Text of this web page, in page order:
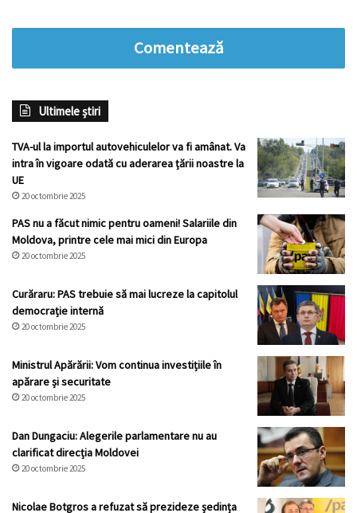
Comentează
Ultimele știri
TVA-ul la importul autovehiculelor va fi amânat. Va
intra în vigoare odată cu aderarea țării noastre la
UE
20 octombrie 2025
PAS nu a făcut nimic pentru oameni! Salariile din
Moldova, printre cele mai mici din Europa
20 octombrie 2025
Curăraru: PAS trebuie să mai lucreze la capitolul
democrație internă
20 octombrie 2025
Ministrul Apărării: Vom continua investițiile în
apărare și securitate
20 octombrie 2025
Dan Dungaciu: Alegerile parlamentare nu au
clarificat direcția Moldovei
20 octombrie 2025
Nicolae Botgros a refuzat să prezideze ședința